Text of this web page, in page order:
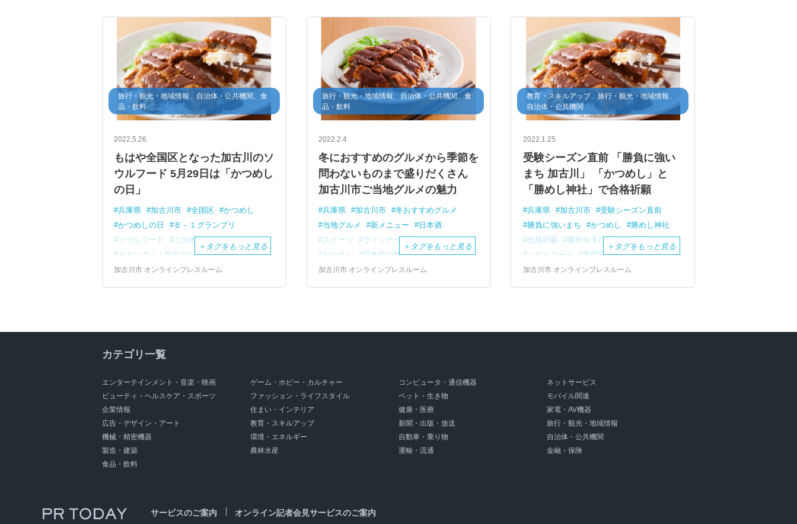
旅行・観光・地域情報、自治体・公共機関、食
品・飲料
2022.5.26
もはや全国区となった加古川のソ
ウルフード 5月29日は「かつめし
の日」
兵庫県 加古川市 全国区
かつめし
かつめしの日
Ｂ－１グランプリ
ソウルフード
ご当地グルメ
５月２９日
うまいでぇ！加古川かつめしの会
給食メニュー
勝めし神社
＋ タグをもっと見る
加古川市 オンラインプレスルーム
旅行・観光・地域情報、自治体・公共機関、食
品・飲料
2022.2.4
冬におすすめのグルメから季節を
問わないものまで盛りだくさん
加古川市ご当地グルメの魅力
兵庫県 加古川市
冬おすすめグルメ
当地グルメ
新メニュー
日本酒
スイーツ
ラインナップ
ソウルフード
かつめし
日本初の純国産
加古川パスタ
加古川観光協会
加古川和牛
＋ タグをもっと見る
加古川市 オンラインプレスルーム
教育・スキルアップ、旅行・観光・地域情報、
自治体・公共機関
2022.1.25
受験シーズン直前 「勝負に強い
まち 加古川」 「かつめし」と
「勝めし神社」で合格祈願
兵庫県 加古川市
受験シーズン直前
勝負に強いまち
かつめし
勝めし神社
合格祈願
勝利を手に入れる秘訣
ソウルフード
黒田官兵衛
ゆかりの地
プロ棋士
勝つめし神社
いろはーず
＋ タグをもっと見る
加古川市 オンラインプレスルーム
カテゴリ一覧
エンターテインメント・音楽・映画 ゲーム・ホビー・カルチャー コンピュータ・通信機器
ネットサービス
ビューティ・ヘルスケア・スポーツ
ファッション・ライフスタイル ペット・生き物
モバイル関連
企業情報
住まい・インテリア 健康・医療
家電・AV機器
広告・デザイン・アート
教育・スキルアップ 新聞・出版・放送
旅行・観光・地域情報
機械・精密機器
環境・エネルギー 自動車・乗り物
自治体・公共機関
製造・建築
農林水産 運輸・流通
金融・保険
食品・飲料
サービスのご案内 オンライン記者会見サービスのご案内